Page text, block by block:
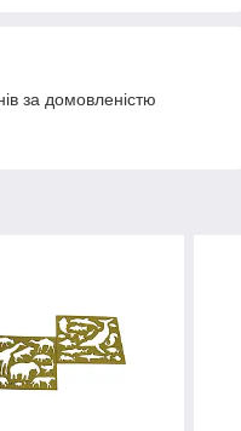
за домовленістю